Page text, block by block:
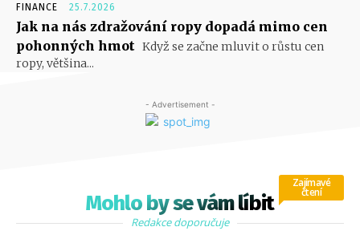
FINANCE 25.7.2026
Jak na nás zdražování ropy dopadá mimo cen
pohonných hmot Když se začne mluvit o růstu cen
ropy, většina...
- Advertisement -
Mohlo by se vám líbit
Zajímavé
čtení
Redakce doporučuje